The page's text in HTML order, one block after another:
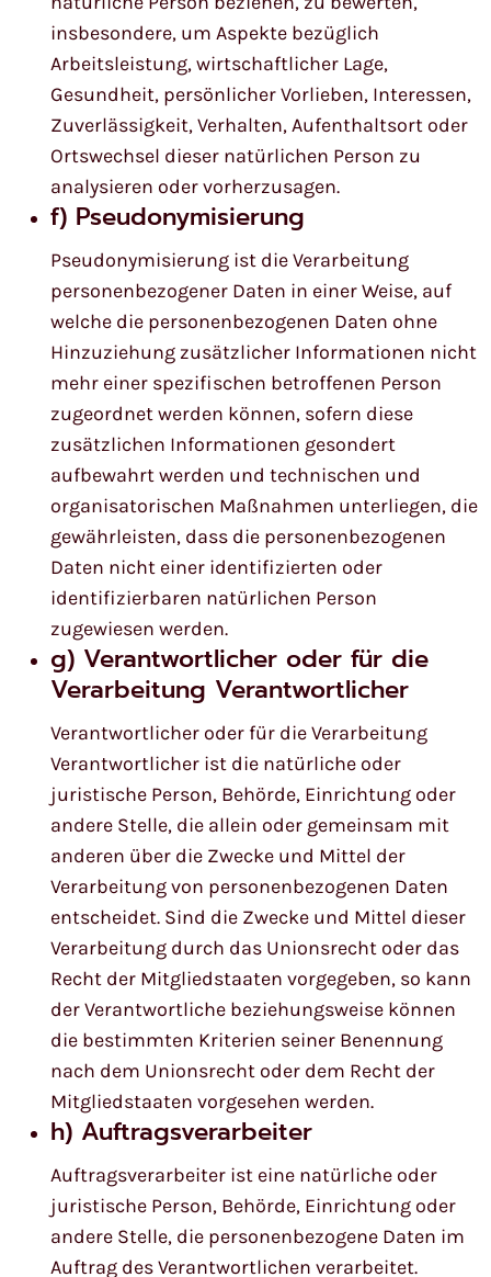
insbesondere, um Aspekte bezüglich
Arbeitsleistung, wirtschaftlicher Lage,
Gesundheit, persönlicher Vorlieben, Interessen,
Zuverlässigkeit, Verhalten, Aufenthaltsort oder
Ortswechsel dieser natürlichen Person zu
analysieren oder vorherzusagen.
f) Pseudonymisierung
Pseudonymisierung ist die Verarbeitung
personenbezogener Daten in einer Weise, auf
welche die personenbezogenen Daten ohne
Hinzuziehung zusätzlicher Informationen nicht
mehr einer spezifischen betroffenen Person
zugeordnet werden können, sofern diese
zusätzlichen Informationen gesondert
aufbewahrt werden und technischen und
organisatorischen Maßnahmen unterliegen, die
gewährleisten, dass die personenbezogenen
Daten nicht einer identifizierten oder
identifizierbaren natürlichen Person
zugewiesen werden.
g) Verantwortlicher oder für die
Verarbeitung Verantwortlicher
Verantwortlicher oder für die Verarbeitung
Verantwortlicher ist die natürliche oder
juristische Person, Behörde, Einrichtung oder
andere Stelle, die allein oder gemeinsam mit
anderen über die Zwecke und Mittel der
Verarbeitung von personenbezogenen Daten
entscheidet. Sind die Zwecke und Mittel dieser
Verarbeitung durch das Unionsrecht oder das
Recht der Mitgliedstaaten vorgegeben, so kann
der Verantwortliche beziehungsweise können
die bestimmten Kriterien seiner Benennung
nach dem Unionsrecht oder dem Recht der
Mitgliedstaaten vorgesehen werden.
h) Auftragsverarbeiter
Auftragsverarbeiter ist eine natürliche oder
juristische Person, Behörde, Einrichtung oder
andere Stelle, die personenbezogene Daten im
Auftrag des Verantwortlichen verarbeitet.